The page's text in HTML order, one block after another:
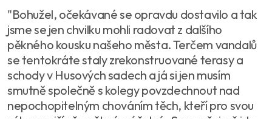
"Bohužel, očekávané se opravdu dostavilo a tak
jsme se jen chvilku mohli radovat z dalšího
pěkného kousku našeho města. Terčem vandalů
se tentokráte staly zrekonstruované terasy a
schody v Husových sadech a já si jen musím
smutně společně s kolegy povzdechnout nad
nepochopitelným chováním těch, kteří pro svou